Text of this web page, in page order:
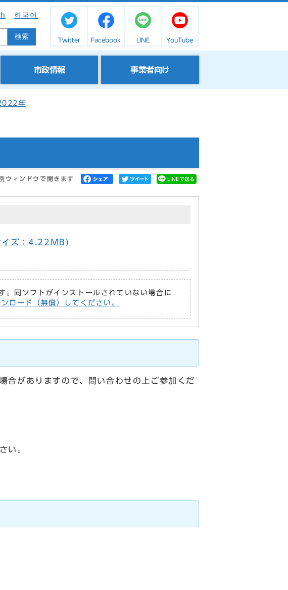
한국어
検索 Twitter Facebook LINE YouTube
市政情報 事業者向け
年
ウィンドウで開きます
ズ：4.22MB)
同ソフトがインストールされていない場合に
ード（無償）してください。
合がありますので、問い合わせの上ご参加くだ
い。